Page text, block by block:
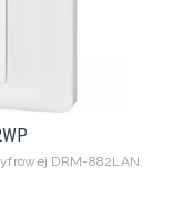
DRM-882LAN.